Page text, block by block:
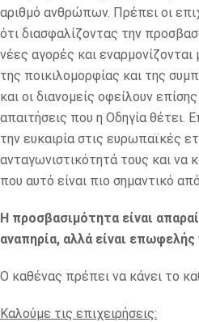
αριθμό ανθρώπων. Πρέπει οι
ότι διασφαλίζοντας την
νέες αγορές και
της ποικιλομορφίας και της
και οι διανομείς οφείλουν
απαιτήσεις που η Οδηγία θέτει.
την ευκαιρία στις ευρωπαϊκές
ανταγωνιστικότητά τους και να
που αυτό είναι πιο σημαντικό
Η προσβασιμότητα είναι
αναπηρία, αλλά είναι επωφελής
Ο καθένας πρέπει να κάνει το
Καλούμε τις επιχειρήσεις: